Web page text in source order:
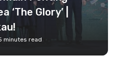
‘The Glory’ |
minutes read